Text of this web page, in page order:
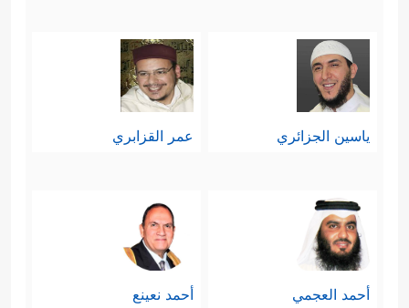
ياسين الجزائري عمر القزابري
أحمد العجمي أحمد نعينع